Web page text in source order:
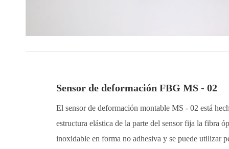
Sensor de deformación FBG MS - 02
El sensor de deformación montable MS - 02 está
estructura elástica de la parte del sensor fija la fibra
inoxidable en forma no adhesiva y se puede utilizar